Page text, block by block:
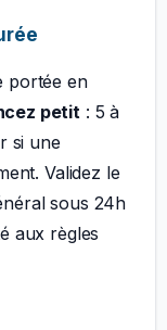
portée en
petit : 5 à
si une
Validez le
sous 24h
aux règles